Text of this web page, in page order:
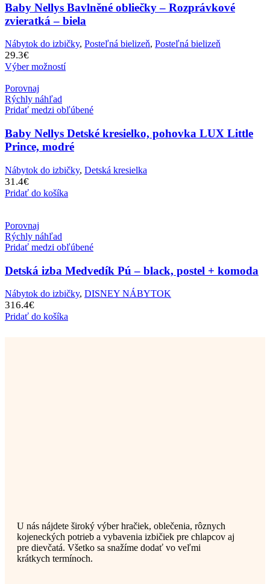
Baby Nellys Bavlněné obliečky – Rozprávkové
zvieratká – biela
Nábytok do izbičky, Posteľná bielizeň, Posteľná bielizeň
29.3€
Výber možností
Porovnaj
Rýchly náhľad
Pridať medzi obľúbené
Baby Nellys Detské kresielko, pohovka LUX Little
Prince, modré
Nábytok do izbičky, Detská kresielka
31.4€
Pridať do košíka
Porovnaj
Rýchly náhľad
Pridať medzi obľúbené
Detská izba Medvedík Pú – black, postel + komoda
Nábytok do izbičky, DISNEY NÁBYTOK
316.4€
Pridať do košíka
U nás nájdete široký výber hračiek, oblečenia, rôznych
kojeneckých potrieb a vybavenia izbičiek pre chlapcov aj
pre dievčatá. Všetko sa snažíme dodať vo veľmi
krátkych termínoch.